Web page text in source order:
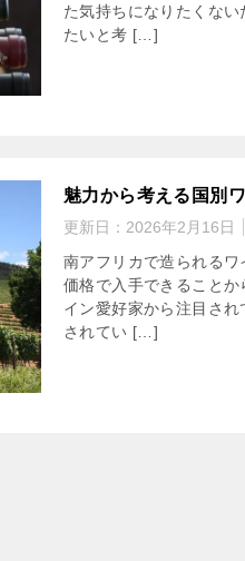
た気持ちになりたくな
たいと考 […]
魅力から考える国別
更新日： 2026年2月16日
南アフリカで造られる
価格で入手できること
イン愛好家から注目さ
されてい […]